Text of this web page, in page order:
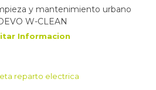
y mantenimiento urbano
W-CLEAN
Informacion